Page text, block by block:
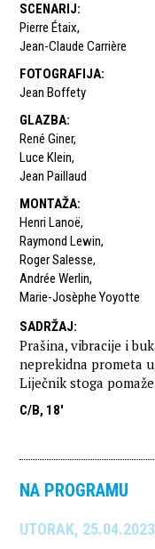
SCENARIJ:
Pierre Étaix,
Jean-Claude Carrière
FOTOGRAFIJA:
Jean Boffety
GLAZBA:
René Giner,
Luce Klein,
Jean Paillaud
MONTAŽA:
Henri Lanoë,
Raymond Lewin,
Roger Salesse,
Andrée Werlin,
Marie-Josèphe Yoyotte
SADRŽAJ:
Prašina, vibracije i
neprekidna prometa
Liječnik stoga
C/B, 18'
NA PROGRAMU
UTORAK,